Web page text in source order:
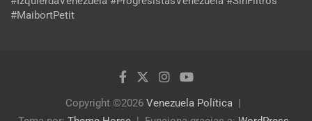
#MaibortPetit
Copyright ©2026 Venezuela Política